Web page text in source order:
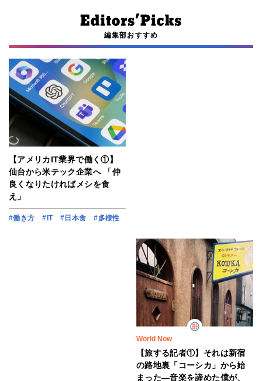
編集部おすすめ
【アメリカIT業界で働く①】
仙台から米テック企業へ 「仲
良くなりたければメシを食
え」
#働き方 #IT #日本食 #多様性
World Now
【旅する記者①】それは新宿
の路地裏「コーシカ」から始
まった―音楽を諦めた僕が、